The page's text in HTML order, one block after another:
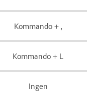
Kommando + ,
Kommando + L
Ingen